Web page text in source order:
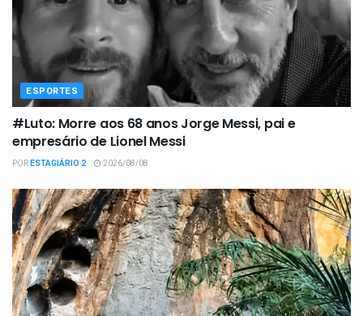
ESPORTES
#Luto: Morre aos 68 anos Jorge Messi, pai e
empresário de Lionel Messi
PORESTAGIÁRIO 2 2026/08/08